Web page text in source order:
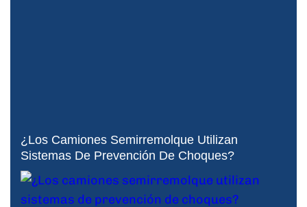
¿Los Camiones Semirremolque Utilizan
Sistemas De Prevención De Choques?